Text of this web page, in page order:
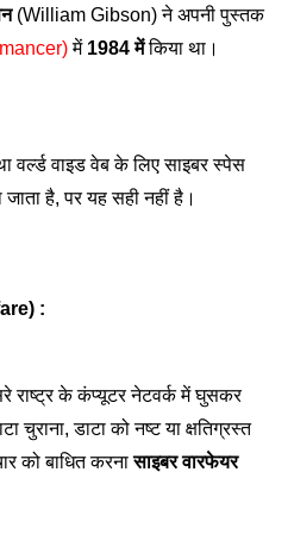
(William Gibson) ने अपनी पुस्तक
में 1984 में किया था।
वर्ल्ड वाइड वेब के लिए साइबर स्पेस
जाता है, पर यह सही नहीं है।
:
राष्ट्र के कंप्यूटर नेटवर्क में घुसकर
चुराना, डाटा को नष्ट या क्षतिग्रस्त
को बाधित करना साइबर वारफेयर